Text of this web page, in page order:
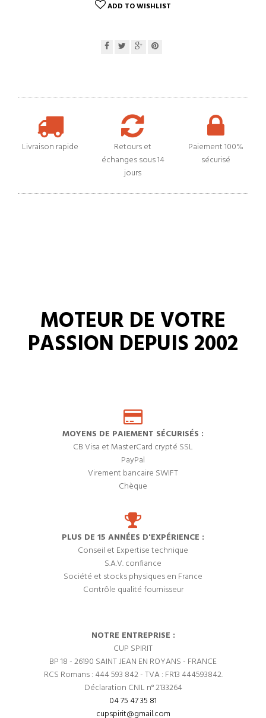
ADD TO WISHLIST
Livraison rapide
Retours et
échanges sous 14
jours
Paiement 100%
sécurisé
MOTEUR DE VOTRE
PASSION DEPUIS 2002
MOYENS DE PAIEMENT SÉCURISÉS :
CB Visa et MasterCard crypté SSL
PayPal
Virement bancaire SWIFT
Chèque
PLUS DE 15 ANNÉES D'EXPÉRIENCE :
Conseil et Expertise technique
S.A.V. confiance
Société et stocks physiques en France
Contrôle qualité fournisseur
NOTRE ENTREPRISE :
CUP SPIRIT
BP 18 - 26190 SAINT JEAN EN ROYANS - FRANCE
RCS Romans : 444 593 842 - TVA : FR13 444593842.
Déclaration CNIL n° 2133264
04 75 47 35 81
cupspirit@gmail.com